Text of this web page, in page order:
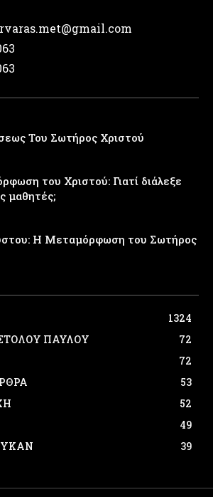
Του Σωτήρος Χριστού
του Χριστού: Γιατί διάλεξε
μαθητές;
Η Μεταμόρφωση του Σωτήρος
1324
ΠΑΥΛΟΥ
72
72
53
52
49
39